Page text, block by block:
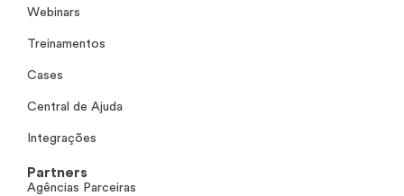
Webinars
Treinamentos
Cases
Central de Ajuda
Integrações
Partners
Agências Parceiras